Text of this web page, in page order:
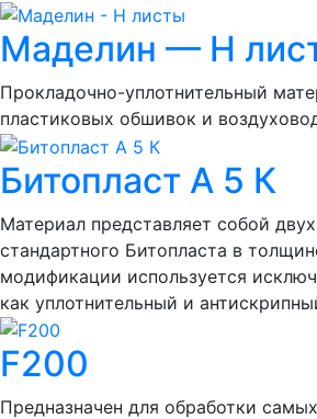
Маделин — Н
Прокладочно-уплотнительный
пластиковых обшивок и
Битопласт А 5 К
Материал представляет собой
стандартного Битопласта в
модификации используется
как уплотнительный и
F200
Предназначен для обработки